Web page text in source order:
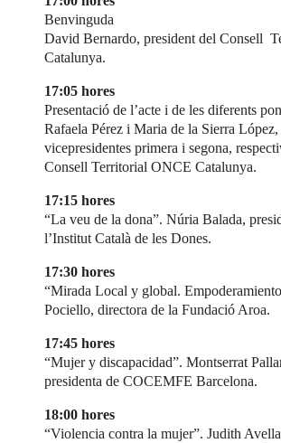
Benvinguda
David Bernardo, president del Consell
Catalunya.
17:05 hores
Presentació de l’acte i de les diferents
Rafaela Pérez i Maria de la Sierra López,
vicepresidentes primera i segona,
Consell Territorial ONCE Catalunya.
17:15 hores
“La veu de la dona”. Núria Balada,
l’Institut Català de les Dones.
17:30 hores
“Mirada Local y global.
Pociello, directora de la Fundació Aroa.
17:45 hores
“Mujer y discapacidad”. Montserrat
presidenta de COCEMFE Barcelona.
18:00 hores
“Violencia contra la mujer”. Judith